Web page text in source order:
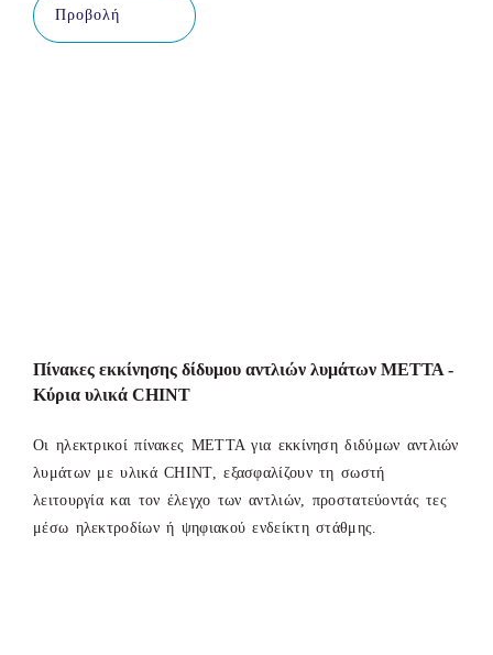
Προβολή
Πίνακες εκκίνησης δίδυμου αντλιών λυμάτων ΜΕΤΤΑ -
Κύρια υλικά CHINT
Οι ηλεκτρικοί πίνακες ΜΕΤΤΑ για εκκίνηση διδύμων αντλιών
λυμάτων με υλικά CHINT, εξασφαλίζουν τη σωστή
λειτουργία και τον έλεγχο των αντλιών, προστατεύοντάς τες
μέσω ηλεκτροδίων ή ψηφιακού ενδείκτη στάθμης.